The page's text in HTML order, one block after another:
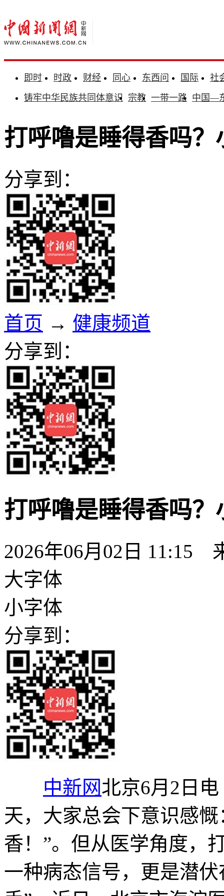
即时 时政 财经 同心 东西问 国际
社
铸牢中华民族共同体意识 宗教 一带一路 中国—
打呼噜是睡得香吗
分享到：
首页 → 健康频道
分享到：
打呼噜是睡得香吗
2026年06月02日 11:15
大字体
小字体
分享到：
中新网北京6月2日
天，大家总会下意识感
香！”。但从医学角度，
一种病态信号，更是潜